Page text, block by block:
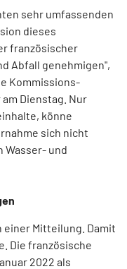
sehr umfassenden
dieses
französischer
Abfall genehmigen",
Kommissions-
Dienstag. Nur
könne
sich nicht
Wasser- und
einer Mitteilung. Damit
Die französische
2022 als